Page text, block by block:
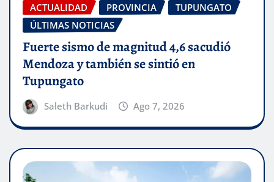
ACTUALIDAD PROVINCIA
TUPUNGATO
ÚLTIMAS NOTICIAS
Fuerte sismo de magnitud 4,6 sacudió
Mendoza y también se sintió en
Tupungato
Saleth Barkudi Ago 7, 2026